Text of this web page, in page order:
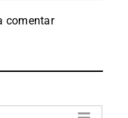
comentar